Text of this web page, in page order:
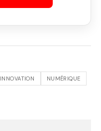
INNOVATION
NUMÉRIQUE